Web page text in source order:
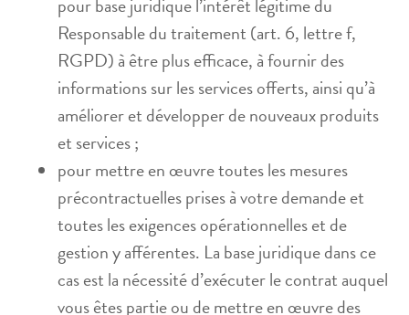
Responsable du traitement (art. 6, lettre f,
RGPD) à être plus efficace, à fournir des
informations sur les services offerts, ainsi qu’à
améliorer et développer de nouveaux produits
et services ;
pour mettre en œuvre toutes les mesures
précontractuelles prises à votre demande et
toutes les exigences opérationnelles et de
gestion y afférentes. La base juridique dans ce
cas est la nécessité d’exécuter le contrat auquel
vous êtes partie ou de mettre en œuvre des